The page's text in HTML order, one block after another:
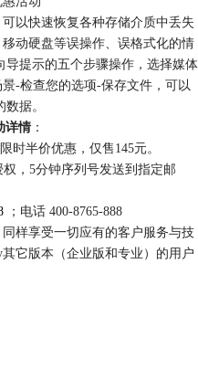
以快速恢复各种存储介质中丢失
动硬盘等误操作、误格式化的情
提示的五个步骤操作，选择媒体
-检查您的选项-保存文件，可以
据。
详情：
时半价优惠，仅售145元。
，5分钟序列号发送到指定邮
；电话 400-8765-888
同样享受一切应有的客户服务与技
它版本（企业版和专业）的用户